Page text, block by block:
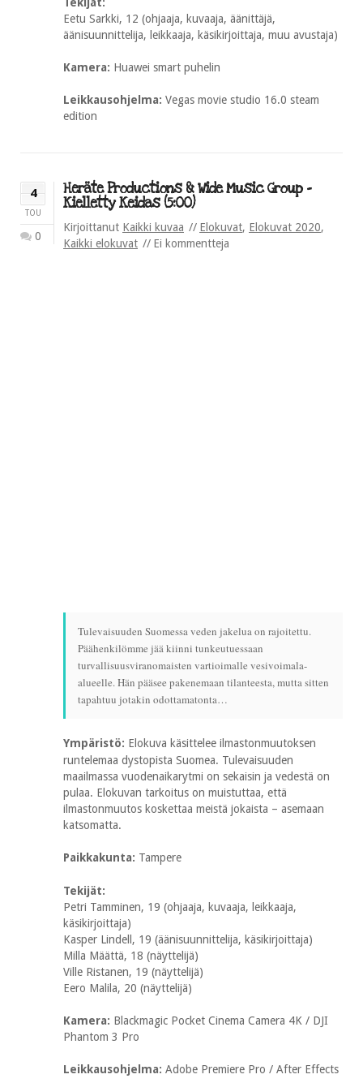
Eetu Sarkki, 12 (ohjaaja, kuvaaja, äänittäjä,
äänisuunnittelija, leikkaaja, käsikirjoittaja, muu avustaja)
Kamera: Huawei smart puhelin
Leikkausohjelma: Vegas movie studio 16.0 steam
edition
4
TOU
0
Heräte Productions & Wide Music Group –
Kielletty Keidas (5:00)
Kirjoittanut Kaikki kuvaa Elokuvat, Elokuvat 2020,
Kaikki elokuvat
Ei kommentteja
Tulevaisuuden Suomessa veden jakelua on rajoitettu.
Päähenkilömme jää kiinni tunkeutuessaan
turvallisuusviranomaisten vartioimalle vesivoimala-
alueelle. Hän pääsee pakenemaan tilanteesta, mutta sitten
tapahtuu jotakin odottamatonta…
Ympäristö: Elokuva käsittelee ilmastonmuutoksen
runtelemaa dystopista Suomea. Tulevaisuuden
maailmassa vuodenaikarytmi on sekaisin ja vedestä on
pulaa. Elokuvan tarkoitus on muistuttaa, että
ilmastonmuutos koskettaa meistä jokaista – asemaan
katsomatta.
Paikkakunta: Tampere
Tekijät:
Petri Tamminen, 19 (ohjaaja, kuvaaja, leikkaaja,
käsikirjoittaja)
Kasper Lindell, 19 (äänisuunnittelija, käsikirjoittaja)
Milla Määttä, 18 (näyttelijä)
Ville Ristanen, 19 (näyttelijä)
Eero Malila, 20 (näyttelijä)
Kamera: Blackmagic Pocket Cinema Camera 4K / DJI
Phantom 3 Pro
Leikkausohjelma: Adobe Premiere Pro / After Effects